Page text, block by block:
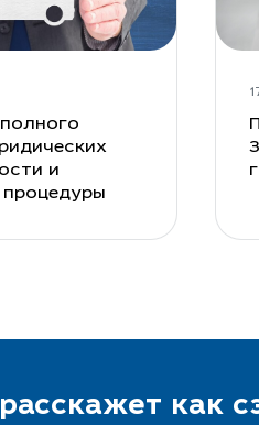
и
как